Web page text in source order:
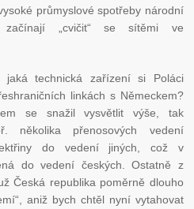
průmyslové spotřeby národní
začínají „cvičit“ se sítěmi ve
technická zařízení si Poláci
linkách s Německem?
se snažil vysvětlit výše, tak
několika přenosových vedení
do vedení jiných, což v
do vedení českých. Ostatně z
Česká republika poměrně dlouho
aniž bych chtěl nyní vytahovat